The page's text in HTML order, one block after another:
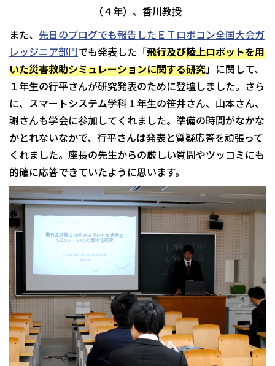
（４年）、香川教授
また、 先日のブログでも報告したＥＴロボコン全国大会ガ
レッジニア部門でも発表した「飛行及び陸上ロボットを用
いた災害救助シミュレーションに関する研究」に関して、
１年生の行平さんが研究発表のために登壇しました。さら
に、スマートシステム学科１年生の笹井さん、山本さん、
謝さんも学会に参加してくれました。準備の時間がなかな
かとれないなかで、行平さんは発表と質疑応答を頑張って
くれました。座長の先生からの厳しい質問やツッコミにも
的確に応答できていたように思います。